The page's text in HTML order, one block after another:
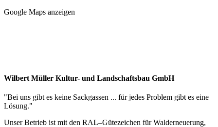
Google Maps anzeigen
Wilbert Müller Kultur- und Landschaftsbau GmbH
"Bei uns gibt es keine Sackgassen ... für jedes Problem gibt es eine
Lösung."
Unser Betrieb ist mit den RAL–Gütezeichen für Walderneuerung,